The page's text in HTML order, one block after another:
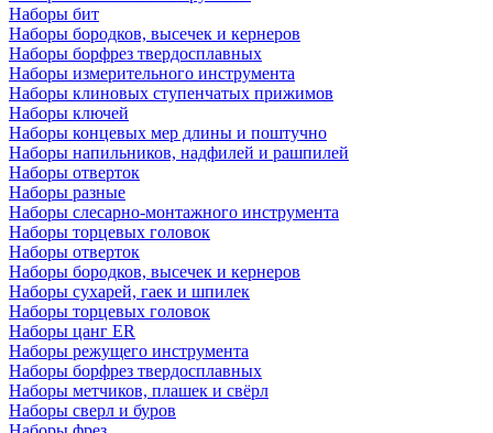
Наборы бит
Наборы бородков, высечек и кернеров
Наборы борфрез твердосплавных
Наборы измерительного инструмента
Наборы клиновых ступенчатых прижимов
Наборы ключей
Наборы концевых мер длины и поштучно
Наборы напильников, надфилей и рашпилей
Наборы отверток
Наборы разные
Наборы слесарно-монтажного инструмента
Наборы торцевых головок
Наборы отверток
Наборы бородков, высечек и кернеров
Наборы сухарей, гаек и шпилек
Наборы торцевых головок
Наборы цанг ER
Наборы режущего инструмента
Наборы борфрез твердосплавных
Наборы метчиков, плашек и свёрл
Наборы сверл и буров